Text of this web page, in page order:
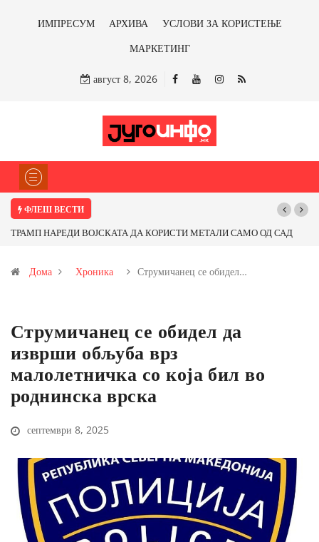
ИМПРЕСУМ АРХИВА
УСЛОВИ ЗА КОРИСТЕЊЕ
МАРКЕТИНГ
август 8, 2026
ФЛЕШ ВЕСТИ
ТРАМП НАРЕДИ ВОЈСКАТА ДА КОРИСТИ МЕТАЛИ САМО ОД САД
Иловица и со антимонот?
Дома Хроника Струмичанец се обидел…
Струмичанец се обидел да
изврши обљуба врз
малолетничка со која бил во
роднинска врска
септември 8, 2025